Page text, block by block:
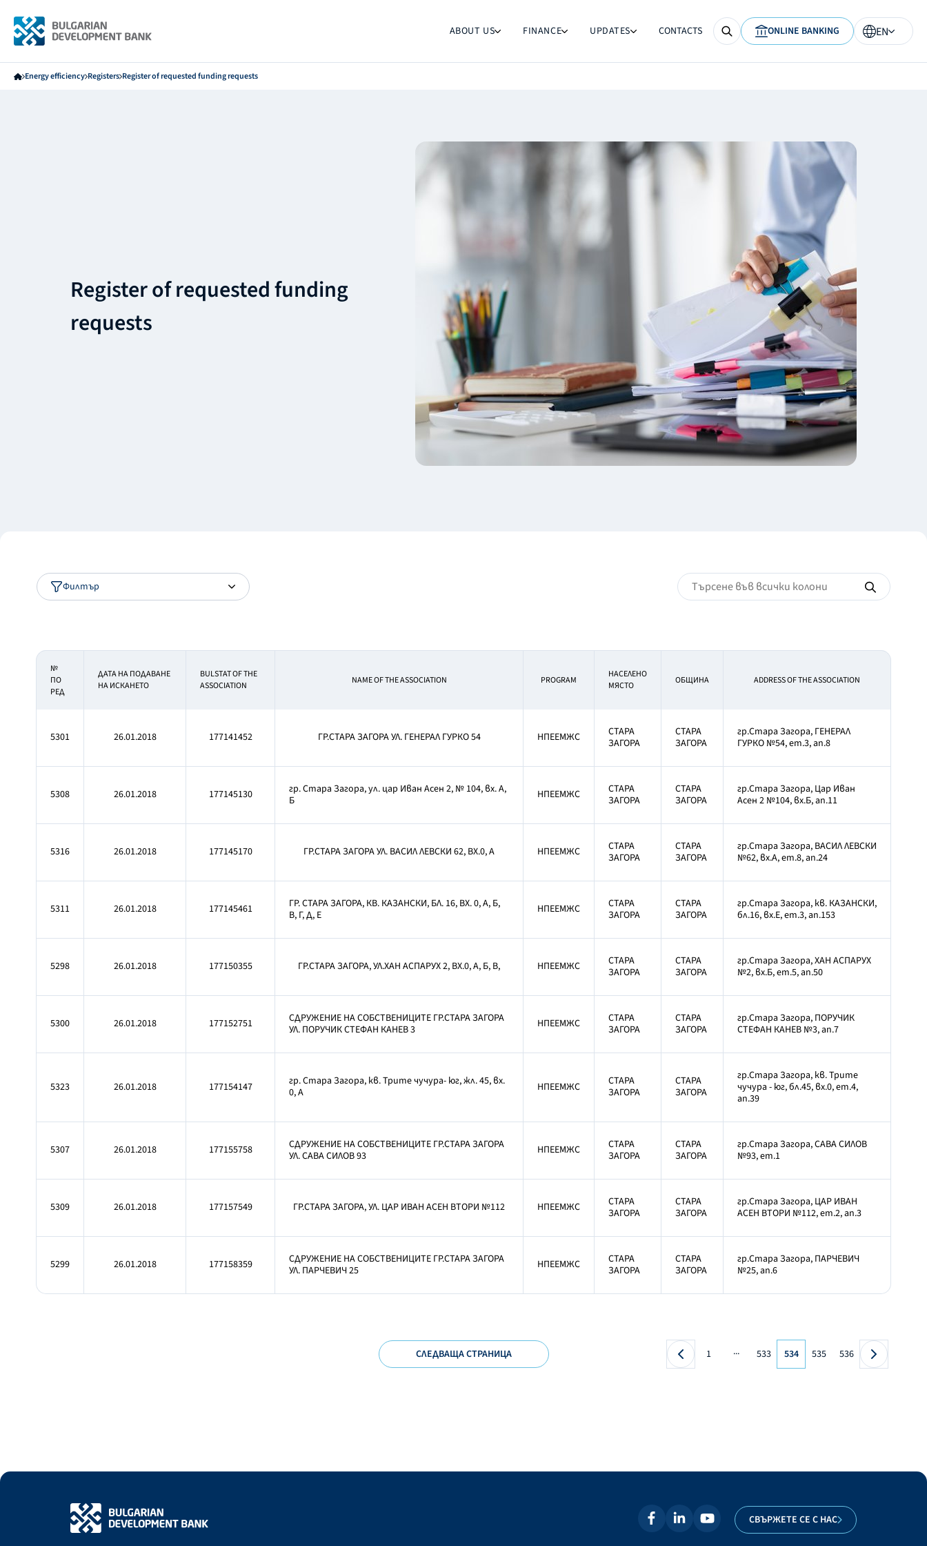
ABOUT US FINANCE UPDATES CONTACTS ONLINE BANKING EN
Energy efficiency Registers Register of requested funding requests
Register of requested funding
requests
Филтър
№
ПО
РЕД
ДАТА НА ПОДАВАНЕ
НА ИСКАНЕТО
BULSTAT OF THE
ASSOCIATION
NAME OF THE ASSOCIATION PROGRAM
НАСЕЛЕНО
МЯСТО
OБЩИНА ADDRESS OF THE ASSOCIATION
5301 26.01.2018 177141452 ГР.СТАРА ЗАГОРА УЛ. ГЕНЕРАЛ ГУРКО 54 НПЕЕМЖС
СТАРА
ЗАГОРА
СТАРА
ЗАГОРА
гр.Стара Загора, ГЕНЕРАЛ
ГУРКО №54, ет.3, ап.8
5308 26.01.2018 177145130
гр. Стара Загора, ул. цар Иван Асен 2, № 104, вх. А,
Б
НПЕЕМЖС
СТАРА
ЗАГОРА
СТАРА
ЗАГОРА
гр.Стара Загора, Цар Иван
Асен 2 №104, вх.Б, ап.11
5316 26.01.2018 177145170 ГР.СТАРА ЗАГОРА УЛ. ВАСИЛ ЛЕВСКИ 62, ВХ.0, А НПЕЕМЖС
СТАРА
ЗАГОРА
СТАРА
ЗАГОРА
гр.Стара Загора, ВАСИЛ ЛЕВСКИ
№62, вх.А, ет.8, ап.24
5311 26.01.2018 177145461
ГР. СТАРА ЗАГОРА, КВ. КАЗАНСКИ, БЛ. 16, ВХ. 0, А, Б,
В, Г, Д, Е
НПЕЕМЖС
СТАРА
ЗАГОРА
СТАРА
ЗАГОРА
гр.Стара Загора, кв. КАЗАНСКИ,
бл.16, вх.Е, ет.3, ап.153
5298 26.01.2018 177150355 ГР.СТАРА ЗАГОРА, УЛ.ХАН АСПАРУХ 2, ВХ.0, А, Б, В, НПЕЕМЖС
СТАРА
ЗАГОРА
СТАРА
ЗАГОРА
гр.Стара Загора, ХАН АСПАРУХ
№2, вх.Б, ет.5, ап.50
5300 26.01.2018 177152751
СДРУЖЕНИЕ НА СОБСТВЕНИЦИТЕ ГР.СТАРА ЗАГОРА
УЛ. ПОРУЧИК СТЕФАН КАНЕВ 3
НПЕЕМЖС
СТАРА
ЗАГОРА
СТАРА
ЗАГОРА
гр.Стара Загора, ПОРУЧИК
СТЕФАН КАНЕВ №3, ап.7
5323 26.01.2018 177154147
гр. Стара Загора, кв. Трите чучура- юг, жл. 45, вх.
0, А
НПЕЕМЖС
СТАРА
ЗАГОРА
СТАРА
ЗАГОРА
гр.Стара Загора, кв. Трите
чучура - юг, бл.45, вх.0, ет.4,
ап.39
5307 26.01.2018 177155758
СДРУЖЕНИЕ НА СОБСТВЕНИЦИТЕ ГР.СТАРА ЗАГОРА
УЛ. САВА СИЛОВ 93
НПЕЕМЖС
СТАРА
ЗАГОРА
СТАРА
ЗАГОРА
гр.Стара Загора, САВА СИЛОВ
№93, ет.1
5309 26.01.2018 177157549 ГР.СТАРА ЗАГОРА, УЛ. ЦАР ИВАН АСЕН ВТОРИ №112 НПЕЕМЖС
СТАРА
ЗАГОРА
СТАРА
ЗАГОРА
гр.Стара Загора, ЦАР ИВАН
АСЕН ВТОРИ №112, ет.2, ап.3
5299 26.01.2018 177158359
СДРУЖЕНИЕ НА СОБСТВЕНИЦИТЕ ГР.СТАРА ЗАГОРА
УЛ. ПАРЧЕВИЧ 25
НПЕЕМЖС
СТАРА
ЗАГОРА
СТАРА
ЗАГОРА
гр.Стара Загора, ПАРЧЕВИЧ
№25, ап.6
СЛЕДВАЩА СТРАНИЦА 1 ... 533 534 535 536
СВЪРЖЕТЕ СЕ С НАС